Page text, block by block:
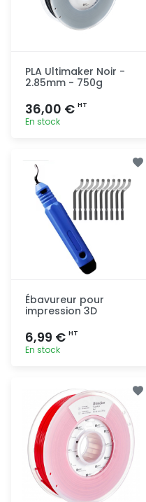
PLA Ultimaker Noir -
2.85mm - 750g
36,00 € HT
En stock
Ébavureur pour
impression 3D
6,99 € HT
En stock
rapide